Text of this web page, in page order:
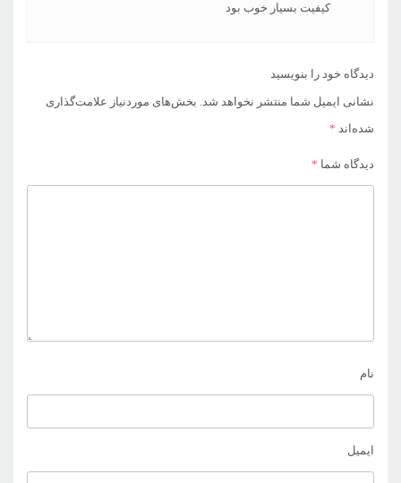
کیفیت بسیار خوب بود
دیدگاه خود را بنویسید
نشانی ایمیل شما منتشر نخواهد شد. بخش‌های موردنیاز علامت‌گذاری
شده‌اند *
دیدگاه شما *
نام
ایمیل